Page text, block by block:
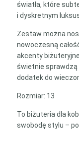
światła, które
i dyskretnym
Zestaw można
nowoczesną
akcenty
świetnie sprawdzą
dodatek do
Rozmiar: 13
To biżuteria dla
swobodę stylu –